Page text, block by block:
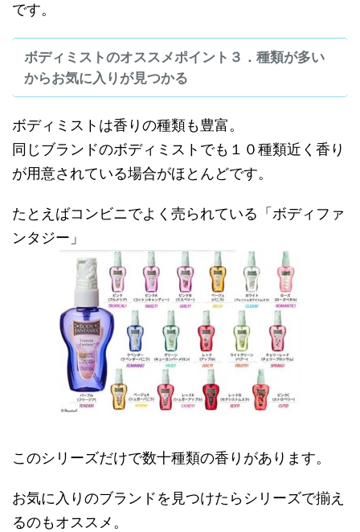
です。
ボディミストのオススメポイント３．種類が多い
からお気に入りが見つかる
ボディミストは香りの種類も豊富。
同じブランドのボディミストでも１０種類近く香り
が用意されている場合がほとんどです。
たとえばコンビニでよく売られている「ボディファ
ンタジー」
このシリーズだけで数十種類の香りがあります。
お気に入りのブランドを見つけたらシリーズで揃え
るのもオススメ。